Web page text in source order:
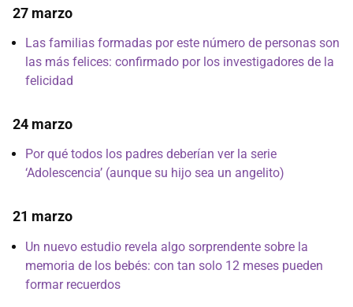
27 marzo
Las familias formadas por este número de personas son
las más felices: confirmado por los investigadores de la
felicidad
24 marzo
Por qué todos los padres deberían ver la serie
‘Adolescencia’ (aunque su hijo sea un angelito)
21 marzo
Un nuevo estudio revela algo sorprendente sobre la
memoria de los bebés: con tan solo 12 meses pueden
formar recuerdos